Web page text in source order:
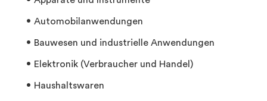
Automobilanwendungen
Bauwesen und industrielle Anwendungen
Elektronik (Verbraucher und Handel)
Haushaltswaren